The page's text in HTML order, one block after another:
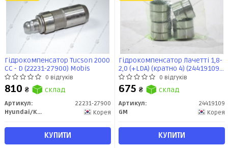
Гідрокомпенсатор Tucson 2000
CC - D (22231-27900) Mobis
0 відгуків
810 ₴ склад
Артикул:
22231-27900
Hyundai/Kia/Mobis
Корея
КУПИТИ
Гідрокомпенсатор Лачетті 1,8-
2,0 (+LDA) (кратно 4) (24419109)
GM
0 відгуків
675 ₴ склад
Артикул:
24419109
GM
Корея
КУПИТИ